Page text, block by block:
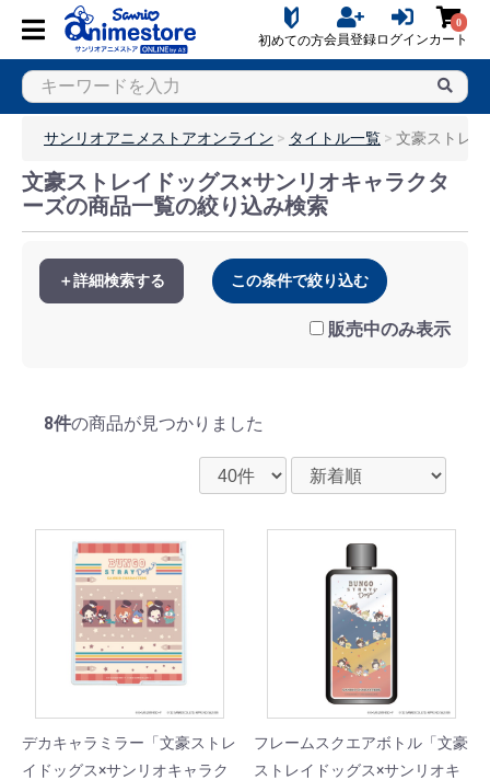
初めての方会員登録ログイン
0
カート
サンリオアニメストアオンライン タイトル一覧 文豪ストレ
文豪ストレイドッグス×サンリオキャラクタ
ーズの商品一覧の絞り込み検索
＋詳細検索する この条件で絞り込む
販売中のみ表示
8件の商品が見つかりました
デカキャラミラー「文豪ストレ
イドッグス×サンリオキャラク
フレームスクエアボトル「文豪
ストレイドッグス×サンリオキ